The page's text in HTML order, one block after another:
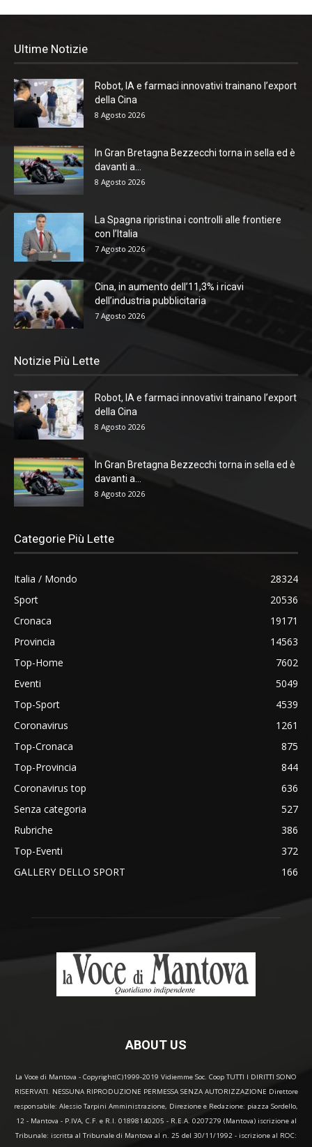
Ultime Notizie
Robot, IA e farmaci innovativi trainano l’export
della Cina
8 Agosto 2026
In Gran Bretagna Bezzecchi torna in sella ed è
davanti a...
8 Agosto 2026
La Spagna ripristina i controlli alle frontiere
con l’Italia
7 Agosto 2026
Cina, in aumento dell’11,3% i ricavi
dell’industria pubblicitaria
7 Agosto 2026
Notizie Più Lette
Robot, IA e farmaci innovativi trainano l’export
della Cina
8 Agosto 2026
In Gran Bretagna Bezzecchi torna in sella ed è
davanti a...
8 Agosto 2026
Categorie Più Lette
Italia / Mondo
28324
Sport
20536
Cronaca
19171
Provincia
14563
Top-Home
7602
Eventi
5049
Top-Sport
4539
Coronavirus
1261
Top-Cronaca
875
Top-Provincia
844
Coronavirus top
636
Senza categoria
527
Rubriche
386
Top-Eventi
372
GALLERY DELLO SPORT
166
ABOUT US
La Voce di Mantova - Copyright(C)1999-2019 Vidiemme Soc. Coop TUTTI I DIRITTI SONO
RISERVATI. NESSUNA RIPRODUZIONE PERMESSA SENZA AUTORIZZAZIONE Direttore
responsabile: Alessio Tarpini Amministrazione, Direzione e Redazione: piazza Sordello,
12 - Mantova - P.IVA, C.F. e R.I. 01898140205 - R.E.A. 0207279 (Mantova) iscrizione al
Tribunale: iscritta al Tribunale di Mantova al n. 25 del 30/11/1992 - iscrizione al ROC: